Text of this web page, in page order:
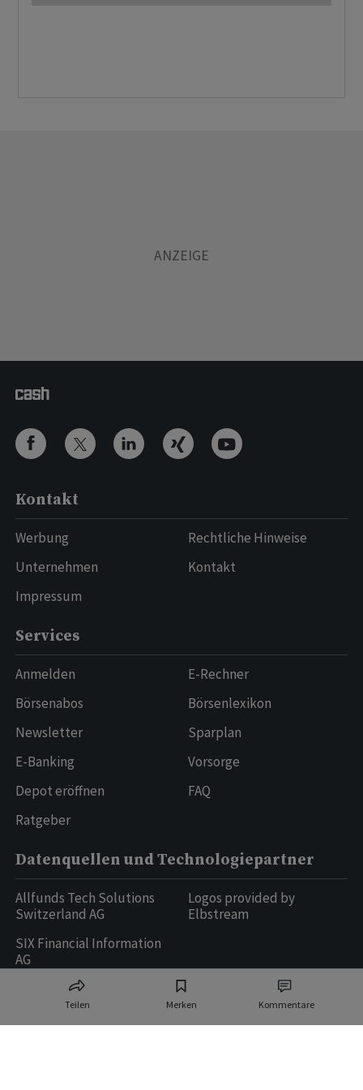
Teilen Merken Kommentare
Kontakt
Werbung
Unternehmen
Impressum
Rechtliche Hinweise
Kontakt
Services
Anmelden
Börsenabos
Newsletter
E-Banking
Depot eröffnen
Ratgeber
E-Rechner
Börsenlexikon
Sparplan
Vorsorge
FAQ
Datenquellen und Technologiepartner
Allfunds Tech Solutions
Switzerland AG
SIX Financial Information
AG
Logos provided by
Elbstream